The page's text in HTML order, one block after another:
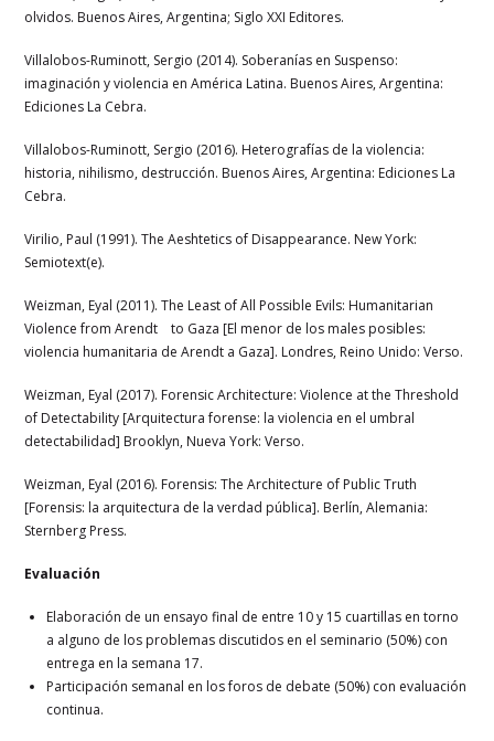
olvidos. Buenos Aires, Argentina; Siglo XXI Editores.
Villalobos-Ruminott, Sergio (2014). Soberanías en Suspenso:
imaginación y violencia en América Latina. Buenos Aires, Argentina:
Ediciones La Cebra.
Villalobos-Ruminott, Sergio (2016). Heterografías de la violencia:
historia, nihilismo, destrucción. Buenos Aires, Argentina: Ediciones La
Cebra.
Virilio, Paul (1991). The Aeshtetics of Disappearance. New York:
Semiotext(e).
Weizman, Eyal (2011). The Least of All Possible Evils: Humanitarian
Violence from Arendt to Gaza [El menor de los males posibles:
violencia humanitaria de Arendt a Gaza]. Londres, Reino Unido: Verso.
Weizman, Eyal (2017). Forensic Architecture: Violence at the Threshold
of Detectability [Arquitectura forense: la violencia en el umbral
detectabilidad] Brooklyn, Nueva York: Verso.
Weizman, Eyal (2016). Forensis: The Architecture of Public Truth
[Forensis: la arquitectura de la verdad pública]. Berlín, Alemania:
Sternberg Press.
Evaluación
Elaboración de un ensayo final de entre 10 y 15 cuartillas en torno
a alguno de los problemas discutidos en el seminario (50%) con
entrega en la semana 17.
Participación semanal en los foros de debate (50%) con evaluación
continua.